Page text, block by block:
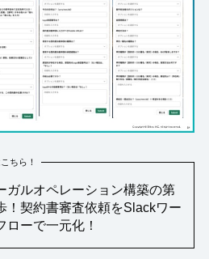
ちら！
ガルオペレーション構築の第
！契約書審査依頼をSlackワー
ローで一元化！